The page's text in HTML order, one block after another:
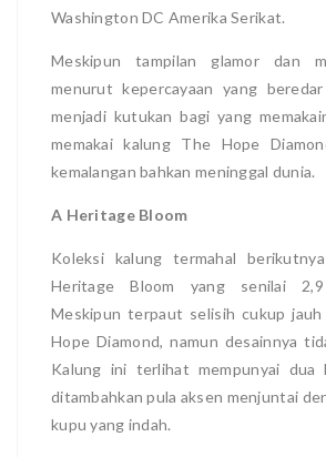
Washington DC Amerika Serikat.
Meskipun tampilan glamor dan
menurut kepercayaan yang
menjadi kutukan bagi yang
memakai kalung The Hope
kemalangan bahkan meninggal dunia.
A Heritage Bloom
Koleksi kalung termahal
Heritage Bloom yang senilai
Meskipun terpaut selisih cukup
Hope Diamond, namun desainnya
Kalung ini terlihat mempunyai dua
ditambahkan pula aksen menjuntai
kupu yang indah.